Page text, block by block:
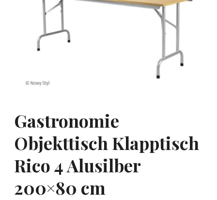
Gastronomie
Objekttisch Klapptisch
Rico 4 Alusilber
200×80 cm